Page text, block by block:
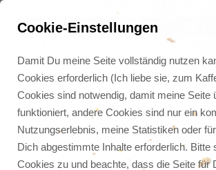
Cookie-Einstellungen
Damit Du meine Seite vollständig nutzen
Cookies erforderlich (Ich liebe sie, zum
Cookies sind notwendig, damit meine Seite
funktioniert, andere Cookies sind nur ein
Nutzungserlebnis, meine Statistiken oder
Dich abgestimmte Inhalte erforderlich. Bitte
Cookies zu und beachte, dass die Seite für